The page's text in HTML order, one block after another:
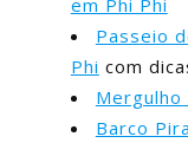
em Phi Phi
Passeio
Phi com
Mergulho
Barco